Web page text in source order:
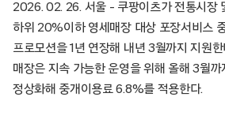
2026. 02. 26. 서울 – 쿠팡이츠가 전통시장
하위 20%이하 영세매장 대상 포장서비스
프로모션을 1년 연장해 내년 3월까지 지원
매장은 지속 가능한 운영을 위해 올해 3월
정상화해 중개이용료 6.8%를 적용한다.